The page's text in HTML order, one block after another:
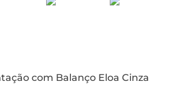
com Balanço Eloa Cinza